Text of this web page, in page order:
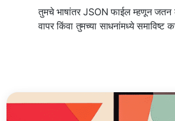
तुमचे भाषांतर JSON फाईल म्हणून
वापर किंवा तुमच्या साधनांमध्ये समाविष्ट